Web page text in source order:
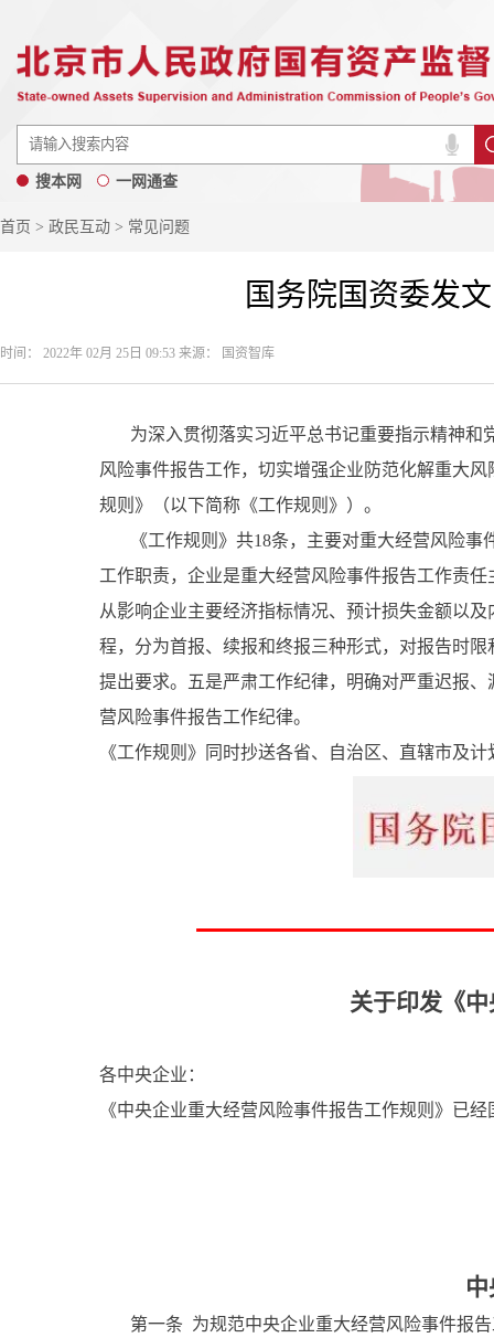
搜本网 一网通查
首页 > 政民互动 > 常见问题
国务院国资委发
时间： 2022年 02月 25日 09:53 来源： 国资智库
为深入贯彻落实习近平总书记重要指示精神和
风险事件报告工作，切实增强企业防范化解重大
规则》（以下简称《工作规则》）。
《工作规则》共18条，主要对重大经营风险事
工作职责，企业是重大经营风险事件报告工作责
从影响企业主要经济指标情况、预计损失金额以
程，分为首报、续报和终报三种形式，对报告时
提出要求。五是严肃工作纪律，明确对严重迟报
营风险事件报告工作纪律。
《工作规则》同时抄送各省、自治区、直辖市及
关于印发《
各中央企业：
《中央企业重大经营风险事件报告工作规则》已
第一条 为规范中央企业重大经营风险事件报告